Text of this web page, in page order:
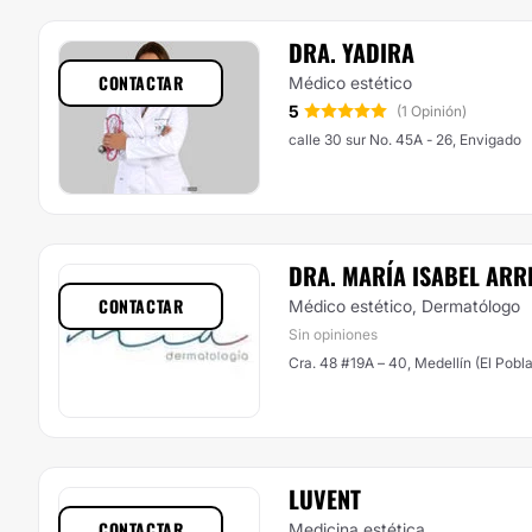
DRA. YADIRA
Médico estético
5
(1 Opinión)
calle 30 sur No. 45A - 26, Envigado
CONTACTAR
DRA. MARÍA ISABEL
Médico estético, Dermatólogo
Sin opiniones
Cra. 48 #19A – 40, Medellín (El
CONTACTAR
LUVENT